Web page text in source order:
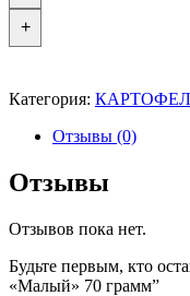
+
Категория:
Отзывы (0)
Отзывы
Отзывов пока нет.
Будьте первым, кто
«Малый» 70 грамм”